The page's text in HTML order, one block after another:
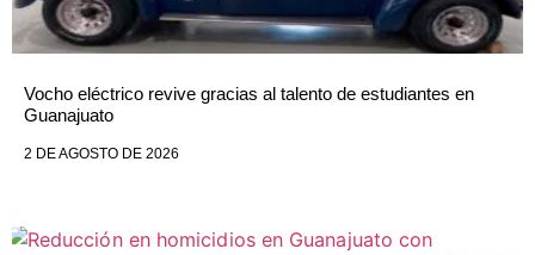
Vocho eléctrico revive gracias al talento de estudiantes en
Guanajuato
2 DE AGOSTO DE 2026